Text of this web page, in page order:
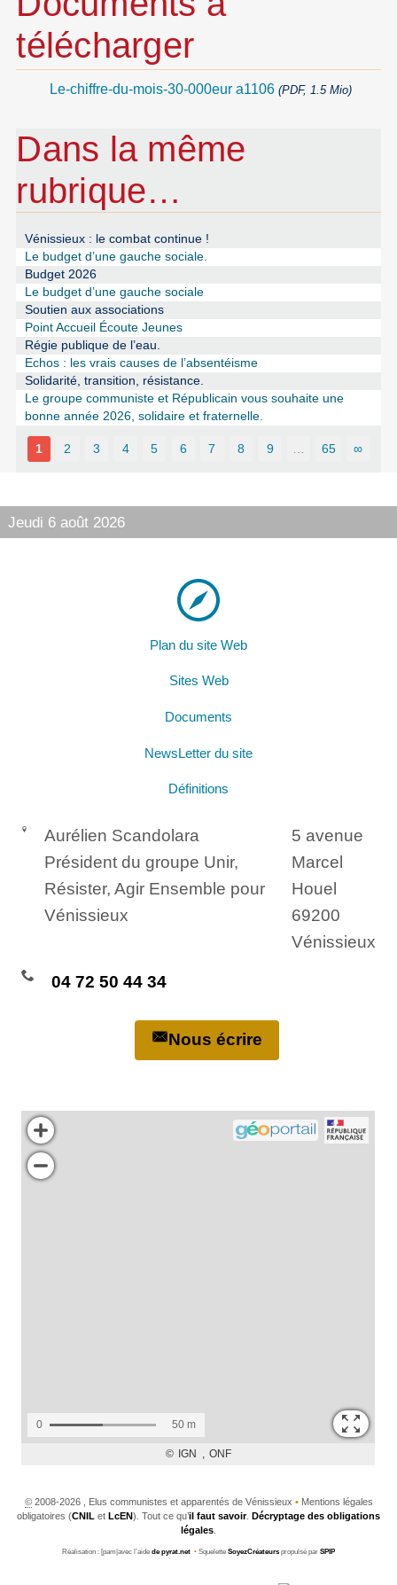
télécharger
Le-chiffre-du-mois-30-000eur a1106 (PDF, 1.5 Mio)
Dans la même
rubrique…
Vénissieux : le combat continue !
Le budget d’une gauche sociale.
Budget 2026
Le budget d’une gauche sociale
Soutien aux associations
Point Accueil Écoute Jeunes
Régie publique de l’eau.
Echos : les vrais causes de l’absentéisme
Solidarité, transition, résistance.
Le groupe communiste et Républicain vous souhaite une
bonne année 2026, solidaire et fraternelle.
1 2 3 4 5 6 7 8 9 65 ∞
Jeudi 6 août 2026
Plan du site Web
Sites Web
Documents
NewsLetter du site
Définitions
Aurélien Scandolara
Président du groupe Unir,
Résister, Agir Ensemble pour
Vénissieux
5 avenue
Marcel
Houel
69200
Vénissieux
04 72 50 44 34
Nous écrire
©2008-2026 , Elus communistes et apparentés de Vénissieux •Mentions légales
obligatoires (CNIL et LcEN). Tout ce qu’il faut savoir. Décryptage des obligations
légales
Réalisation : [pam|avec l’aide de pyrat.net • Squelette SoyezCréateurs propulsé par SPIP